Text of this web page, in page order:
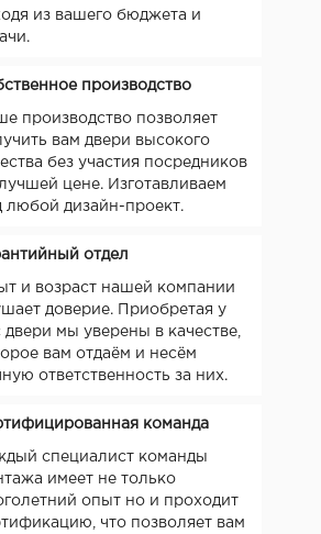
из вашего бюджета и
производство
производство позволяет
вам двери высокого
без участия посредников
цене. Изготавливаем
любой дизайн-проект.
отдел
и возраст нашей компании
доверие. Приобретая у
двери мы уверены в качестве,
вам отдаём и несём
ответственность за них.
команда
специалист команды
имеет не только
опыт но и проходит
что позволяет вам